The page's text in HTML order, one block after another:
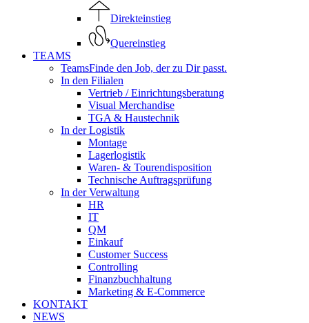
Direkteinstieg
Quereinstieg
TEAMS
TeamsFinde den Job, der zu Dir passt.
In den Filialen
Vertrieb / Einrichtungsberatung
Visual Merchandise
TGA & Haustechnik
In der Logistik
Montage
Lagerlogistik
Waren- & Tourendisposition
Technische Auftragsprüfung
In der Verwaltung
HR
IT
QM
Einkauf
Customer Success
Controlling
Finanzbuchhaltung
Marketing & E-Commerce
KONTAKT
NEWS